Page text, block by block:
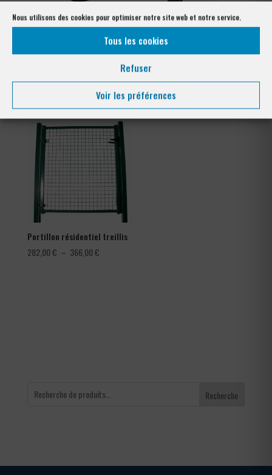
Nous utilisons des cookies pour optimiser notre site web et notre service.
Tous les cookies
Refuser
Voir les préférences
0,30€–0,42€Plage
prix :
0,30 €
à
Grillage soudé plastifié
78,00€–150,00€Plage
prix :
Portillon résidentiel treillis
282,00€ – 366,00€Plage
Recherche